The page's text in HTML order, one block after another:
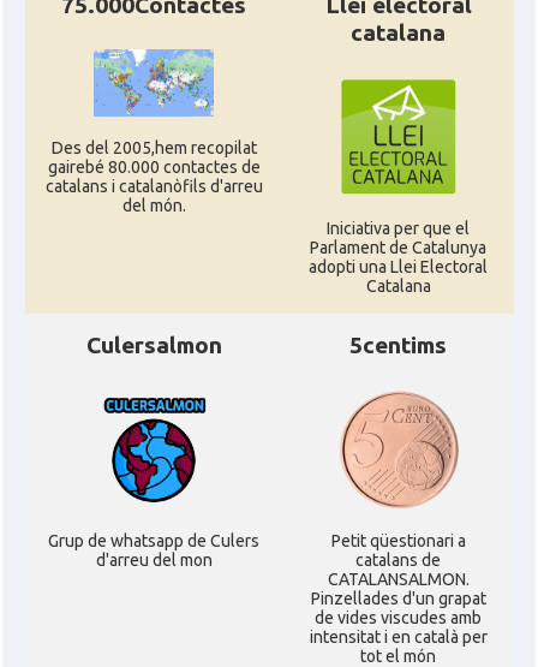
Des del 2005,hem recopilat
gairebé 80.000 contactes de
catalans i catalanòfils d'arreu
del món.
catalana
Iniciativa per que el
Parlament de Catalunya
adopti una Llei Electoral
Catalana
Culersalmon
Grup de whatsapp de Culers
d'arreu del mon
5centims
Petit qüestionari a
catalans de
CATALANSALMON.
Pinzellades d'un grapat
de vides viscudes amb
intensitat i en català per
tot el món